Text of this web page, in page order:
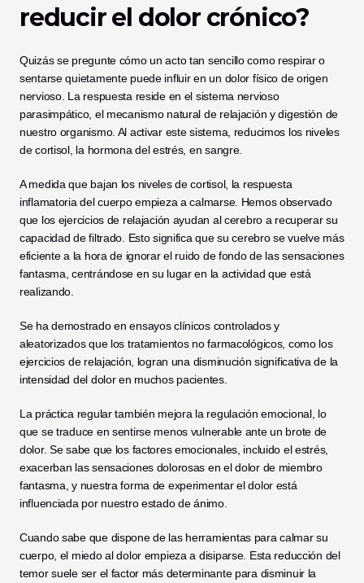
reducir el dolor crónico?
Quizás se pregunte cómo un acto tan sencillo como respirar o
sentarse quietamente puede influir en un dolor físico de origen
nervioso. La respuesta reside en el sistema nervioso
parasimpático, el mecanismo natural de relajación y digestión de
nuestro organismo. Al activar este sistema, reducimos los niveles
de cortisol, la hormona del estrés, en sangre.
A medida que bajan los niveles de cortisol, la respuesta
inflamatoria del cuerpo empieza a calmarse. Hemos observado
que los ejercicios de relajación ayudan al cerebro a recuperar su
capacidad de filtrado. Esto significa que su cerebro se vuelve más
eficiente a la hora de ignorar el ruido de fondo de las sensaciones
fantasma, centrándose en su lugar en la actividad que está
realizando.
Se ha demostrado en ensayos clínicos controlados y
aleatorizados que los tratamientos no farmacológicos, como los
ejercicios de relajación, logran una disminución significativa de la
intensidad del dolor en muchos pacientes.
La práctica regular también mejora la regulación emocional, lo
que se traduce en sentirse menos vulnerable ante un brote de
dolor. Se sabe que los factores emocionales, incluido el estrés,
exacerban las sensaciones dolorosas en el dolor de miembro
fantasma, y nuestra forma de experimentar el dolor está
influenciada por nuestro estado de ánimo.
Cuando sabe que dispone de las herramientas para calmar su
cuerpo, el miedo al dolor empieza a disiparse. Esta reducción del
temor suele ser el factor más determinante para disminuir la